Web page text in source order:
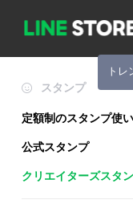
ト
スタンプ
定額制のスタンプ使
公式スタンプ
クリエイターズスタ